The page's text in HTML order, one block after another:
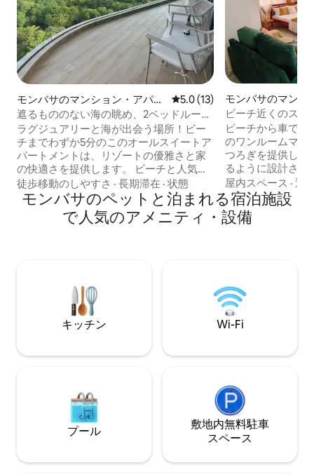
モンバサのマンション・アパー
ト
レビュー13件、5つ星中5.0つ
5.0 (13)
遮るもののない海の眺め、2ベッドルーム
• 完璧な隠れ家• プール
ラグジュアリーと海が出会う場所！ビー
チまでわずか5分のこのオールスイートア
パートメントは、リゾートの優雅さと家
の快適さを提供します。 ビーチと人気の
ショッピングモールまで徒歩圏内です。
屋上のインフィニティプールとエンター
テイメントラウンジ。 設備の整ったジム
高速Wi-Fi 毎週のハウスキーピング 24時
う。リゾートスタイルのアメニティ・設
備、家庭的なプライバシー。今すぐニャ
リでの休暇をご予約ください！ ご覧の通
りのお部屋です。
徒歩移動のしやすさ · 長期滞在 · 状態
モンバサのマンシ
ート
ビーチ近くのスタ
その後120番
ビーチから車で
のワンルームマン
つろぎを提供し、
るように設計され
も長期滞在にもぴ
は、あらゆるもの
す。 特徴： ✔ パノラマビュー ✔ 無料駐車
場 ✔ 高速Wi-Fi＆Netflix ✔ 便利な立地： *
テル、ボイジャー
まで7 ～10分
屋内スペース ·近
モンバサのペットと泊まれる宿泊施設
で人気のアメニティ・設備
キッチン Wi-Fi
プール
敷地内無料駐⁠車
ス⁠ペ⁠ー⁠ス